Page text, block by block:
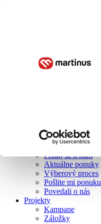
O nás
Zelený Martinus
Nerobíme rozdiely
Pridaj sa k nám
Aktuálne ponuky
Výberový proces
Pošlite mi ponuku
Povedali o nás
Projekty
Kampane
Záložky